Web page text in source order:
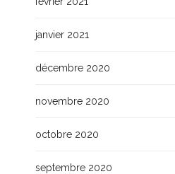
janvier 2021
décembre 2020
novembre 2020
octobre 2020
septembre 2020